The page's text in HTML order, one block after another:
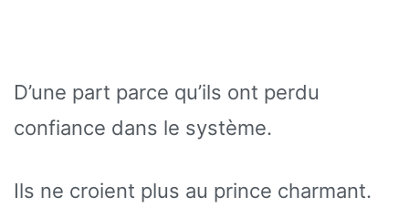
D’une part parce qu’ils ont perdu
confiance dans le système.
Ils ne croient plus au prince charmant.